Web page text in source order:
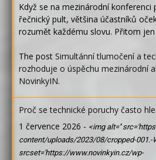
Když se na mezinárodní konferenci
řečnický pult, většina účastníků
rozumět každému slovu. Přitom
The post Simultánní tlumočení a
rozhoduje o úspěchu mezinárodní
NovinkyIN.
Proč se technické poruchy často
1 července 2026 - <img alt=''
content/uploads/2023/08/cropped-001.-
srcset='https://www.novinkyin.cz/wp-